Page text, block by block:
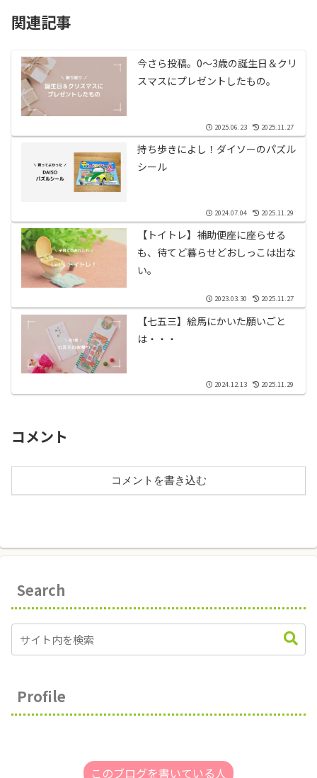
関連記事
今さら投稿。0〜3歳の誕生日＆クリ
スマスにプレゼントしたもの。
2025.06.23 2025.11.27
持ち歩きによし！ダイソーのパズル
シール
2024.07.04 2025.11.29
【トイトレ】補助便座に座らせる
も、待てど暮らせどおしっこは出な
い。
2023.03.30 2025.11.27
【七五三】絵馬にかいた願いごと
は・・・
2024.12.13 2025.11.29
コメント
コメントを書き込む
Search
Profile
このブログを書いている人